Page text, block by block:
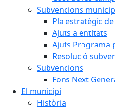
Subvencions
Pla estratègic
Ajuts a entitats
Ajuts Programa
Resolució
Subvencions
Fons Next
El municipi
Història